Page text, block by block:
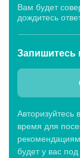
Вам будет
дождитесь
Запишитесь
время для
будет у вас